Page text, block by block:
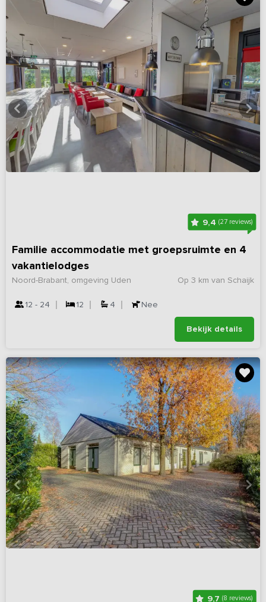
9,4 (27 reviews)
Familie accommodatie met groepsruimte en 4
vakantielodges
Op 3 km van Schaijk
Noord-Brabant, omgeving Uden
12 - 24 12 4 Nee
Bekijk details
9,7(8 reviews)